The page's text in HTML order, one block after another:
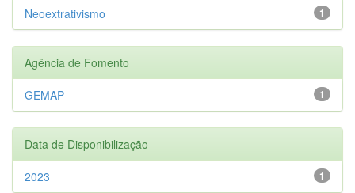
1
Neoextrativismo
Agência de Fomento
1
GEMAP
Data de Disponibilização
1
2023